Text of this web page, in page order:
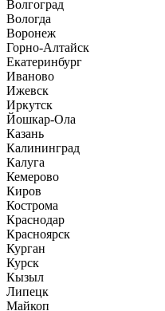
Волгоград
Вологда
Воронеж
Горно-Алтайск
Екатеринбург
Иваново
Ижевск
Иркутск
Йошкар-Ола
Казань
Калининград
Калуга
Кемерово
Киров
Кострома
Краснодар
Красноярск
Курган
Курск
Кызыл
Липецк
Майкоп